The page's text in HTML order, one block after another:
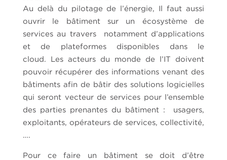
Au delà du pilotage de l’énergie, Il faut aussi
ouvrir le bâtiment sur un écosystème de
services au travers notamment d’applications
et de plateformes disponibles dans le
cloud. Les acteurs du monde de l’IT doivent
pouvoir récupérer des informations venant des
bâtiments afin de bâtir des solutions logicielles
qui seront vecteur de services pour l’ensemble
des parties prenantes du bâtiment : usagers,
exploitants, opérateurs de services, collectivité,
Pour ce faire un bâtiment se doit d’être